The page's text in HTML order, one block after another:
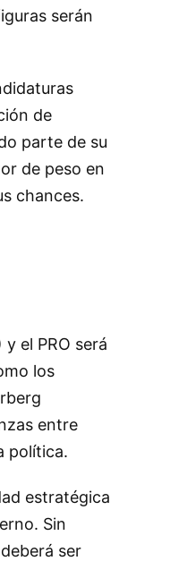
serán
de
parte de su
de peso en
chances.
el PRO será
los
entre
política.
estratégica
Sin
ser